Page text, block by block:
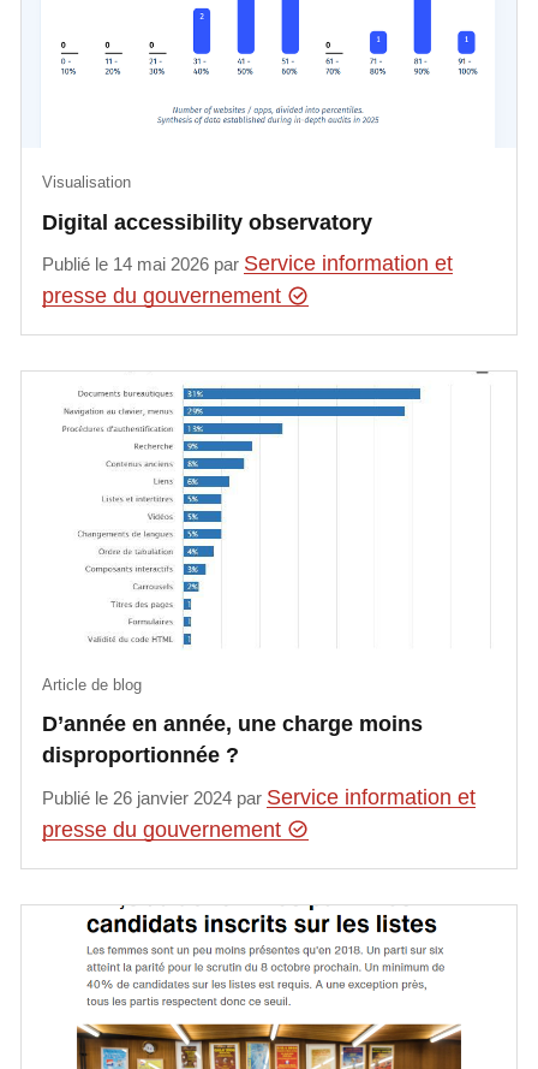
Digital accessibility observatory
Visualisation
Publié le 14 mai 2026 par Service information et
presse du gouvernement
D’année en année, une charge moins
disproportionnée ?
Article de blog
Publié le 26 janvier 2024 par Service information et
presse du gouvernement